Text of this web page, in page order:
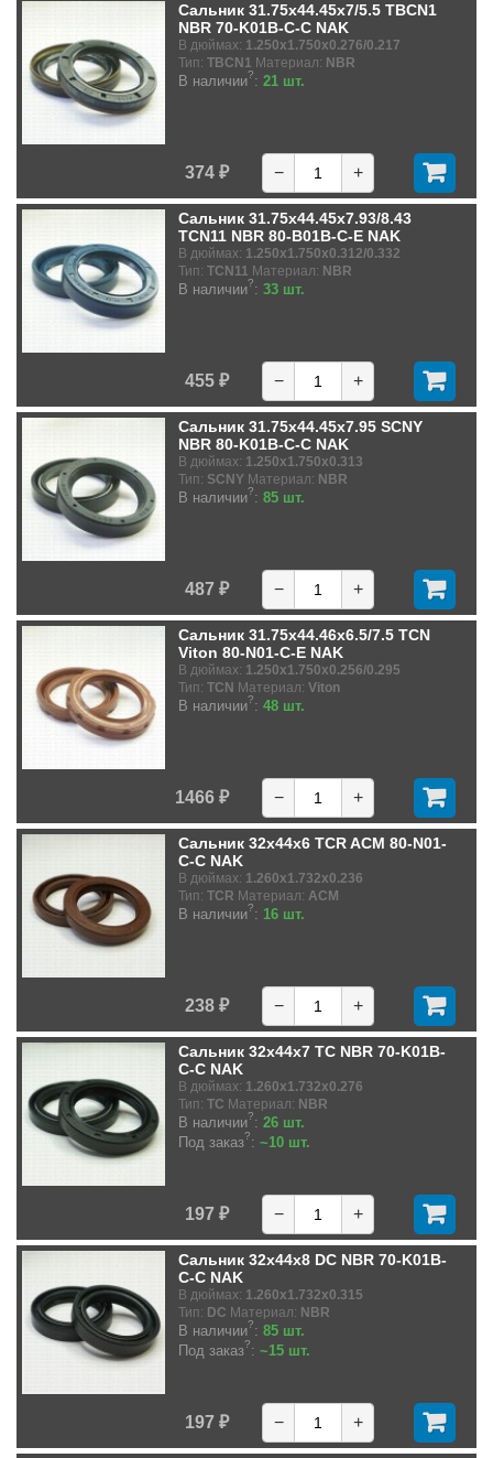
Сальник 31.75x44.45x7/5.5 TBCN1
NBR 70-K01B-C-C NAK
В дюймах: 1.250x1.750x0.276/0.217
Тип: TBCN1 Материал: NBR
В наличии?: 21 шт.
374 ₽ − +
Сальник 31.75x44.45x7.93/8.43
TCN11 NBR 80-B01B-C-E NAK
В дюймах: 1.250x1.750x0.312/0.332
Тип: TCN11 Материал: NBR
В наличии?: 33 шт.
455 ₽ − +
Сальник 31.75x44.45x7.95 SCNY
NBR 80-K01B-C-C NAK
В дюймах: 1.250x1.750x0.313
Тип: SCNY Материал: NBR
В наличии?: 85 шт.
487 ₽ − +
Сальник 31.75x44.46x6.5/7.5 TCN
Viton 80-N01-C-E NAK
В дюймах: 1.250x1.750x0.256/0.295
Тип: TCN Материал: Viton
В наличии?: 48 шт.
1466 ₽ − +
Сальник 32x44x6 TCR ACM 80-N01-
C-C NAK
В дюймах: 1.260x1.732x0.236
Тип: TCR Материал: ACM
В наличии?: 16 шт.
238 ₽ − +
Сальник 32x44x7 TC NBR 70-K01B-
C-C NAK
В дюймах: 1.260x1.732x0.276
Тип: TC Материал: NBR
В наличии?: 26 шт.
Под заказ?: ~10 шт.
197 ₽ − +
Сальник 32x44x8 DC NBR 70-K01B-
C-C NAK
В дюймах: 1.260x1.732x0.315
Тип: DC Материал: NBR
В наличии?: 85 шт.
Под заказ?: ~15 шт.
197 ₽ − +